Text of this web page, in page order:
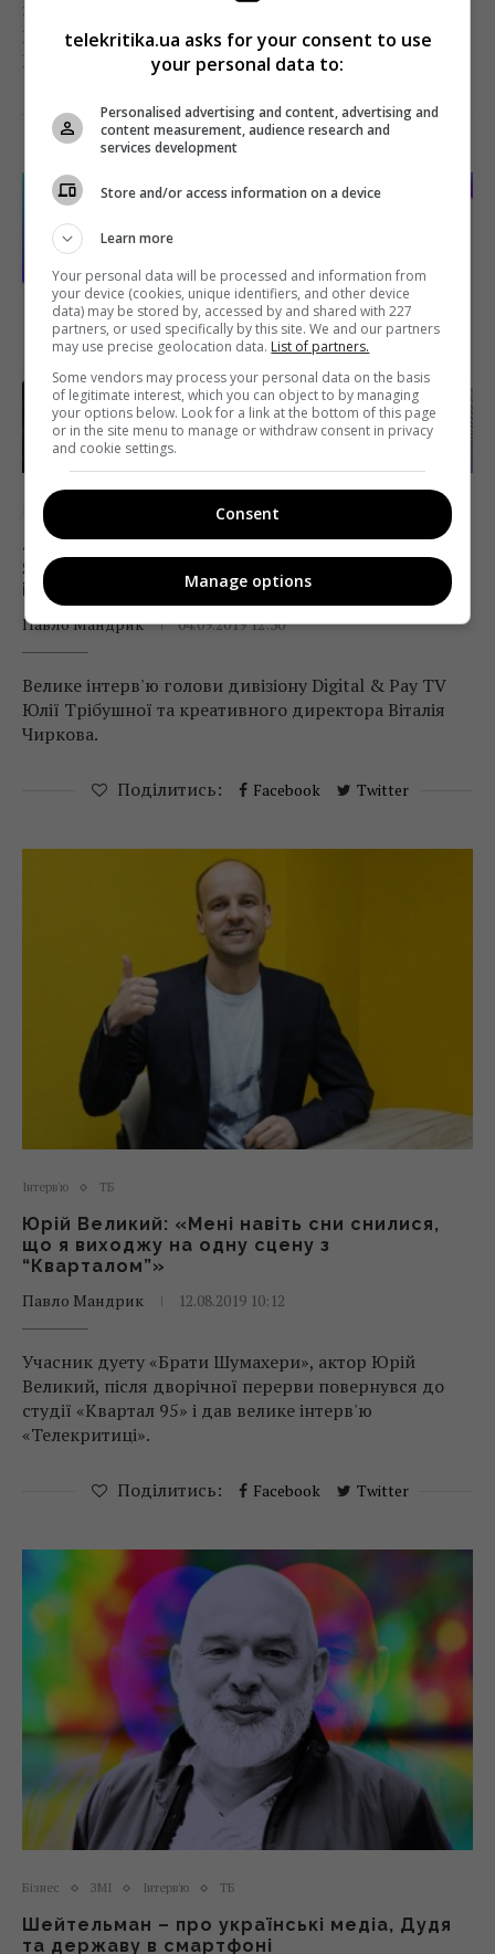
комерційним директором Миколою Фаєнгольдом
розповідають про бачення холдингу майбутнього
ринку Pay TV.
Поділитись: Facebook Twitter
Інтерв'ю
«Телепортал» замість YouTube. І чим ще
StarLightMedia готується дивувати digital-
індустрію
Павло Мандрик
04.09.2019 12:30
Велике інтерв'ю голови дивізіону Digital & Pay TV
Юлії Трібушної та креативного директора Віталія
Чиркова.
Поділитись: Facebook Twitter
Інтерв'ю ТБ
Юрій Великий: «Мені навіть сни снилися,
що я виходжу на одну сцену з
“Кварталом”»
Павло Мандрик
12.08.2019 10:12
Учасник дуету «Брати Шумахери», актор Юрій
Великий, після дворічної перерви повернувся до
студії «Квартал 95» і дав велике інтерв'ю
«Телекритиці».
Поділитись: Facebook Twitter
Бізнес ЗМІ Інтерв'ю ТБ
Шейтельман – про українські медіа, Дудя
та державу в смартфоні
telekritika.ua asks for your consent to use
your personal data to:
Personalised advertising and content, advertising and
content measurement, audience research and
services development
Store and/or access information on a device
Learn more
Your personal data will be processed and information from
your device (cookies, unique identifiers, and other device
data) may be stored by, accessed by and shared with 227
partners, or used specifically by this site. We and our partners
may use precise geolocation data. List of partners.
Some vendors may process your personal data on the basis
of legitimate interest, which you can object to by managing
your options below. Look for a link at the bottom of this page
or in the site menu to manage or withdraw consent in privacy
and cookie settings.
Consent
Manage options